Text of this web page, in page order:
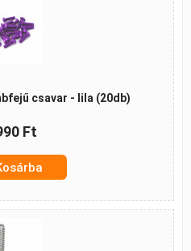
csavar - lila (20db)
Ft